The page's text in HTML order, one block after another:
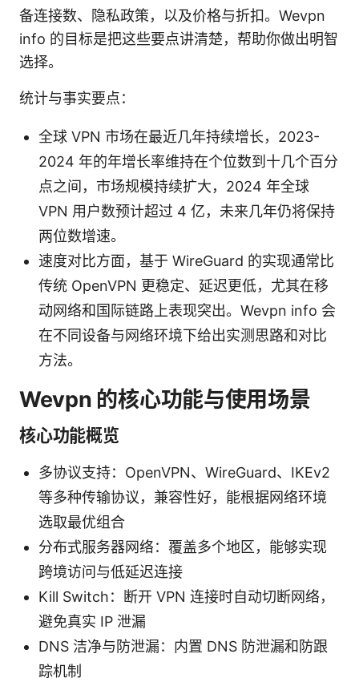
备连接数、隐私政策，以及价格与折扣。Wevpn
info 的目标是把这些要点讲清楚，帮助你做出明智
选择。
统计与事实要点：
全球 VPN 市场在最近几年持续增长，2023-
2024 年的年增长率维持在个位数到十几个百分
点之间，市场规模持续扩大，2024 年全球
VPN 用户数预计超过 4 亿，未来几年仍将保持
两位数增速。
速度对比方面，基于 WireGuard 的实现通常比
传统 OpenVPN 更稳定、延迟更低，尤其在移
动网络和国际链路上表现突出。Wevpn info 会
在不同设备与网络环境下给出实测思路和对比
方法。
Wevpn 的核心功能与使用场景
核心功能概览
多协议支持：OpenVPN、WireGuard、IKEv2
等多种传输协议，兼容性好，能根据网络环境
选取最优组合
分布式服务器网络：覆盖多个地区，能够实现
跨境访问与低延迟连接
Kill Switch：断开 VPN 连接时自动切断网络，
避免真实 IP 泄漏
DNS 洁净与防泄漏：内置 DNS 防泄漏和防跟
踪机制